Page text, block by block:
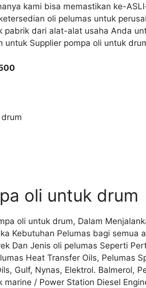
kami bisa memastikan ke-
oli pelumas untuk
pabrik dari alat-alat usaha Anda
untuk Supplier pompa oli untuk
oli untuk drum
oli untuk drum, Dalam
Kebutuhan Pelumas bagi semua
Dan Jenis oli pelumas Seperti
Heat Transfer Oils, Pelumas
Gulf, Nynas, Elektrol. Balmerol,
marine / Power Station Diesel